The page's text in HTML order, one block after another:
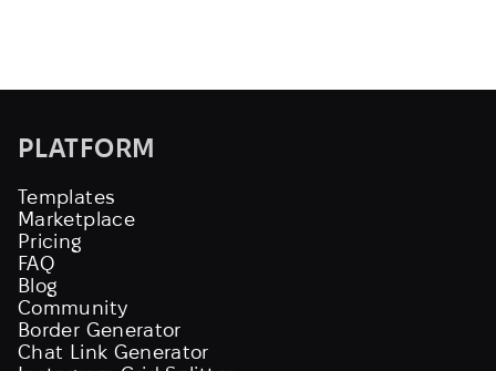
PLATFORM
Templates
Marketplace
Pricing
FAQ
Blog
Community
Border Generator
Chat Link Generator